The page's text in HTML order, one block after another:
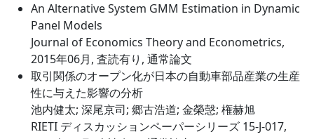
An Alternative System GMM Estimation in Dynamic
Panel Models
Journal of Economics Theory and Econometrics,
2015年06月, 査読有り, 通常論文
取引関係のオープン化が日本の自動車部品産業の生産
性に与えた影響の分析
池内健太; 深尾京司; 郷古浩道; 金榮愨; 権赫旭
RIETI ディスカッションペーパーシリーズ 15-J-017,